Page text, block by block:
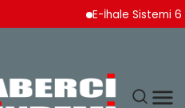
E-İhale Sistemi 6